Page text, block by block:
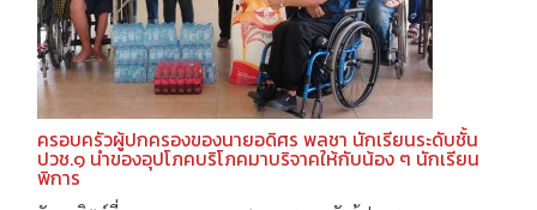
ครอบครัวผู้ปกครองของนายอดิศร พลชา นักเรียนระดับชั้น
ปวช.๑ นำของอุปโภคบริโภคมาบริจาคให้กับน้อง ๆ นักเรียน
พิการ